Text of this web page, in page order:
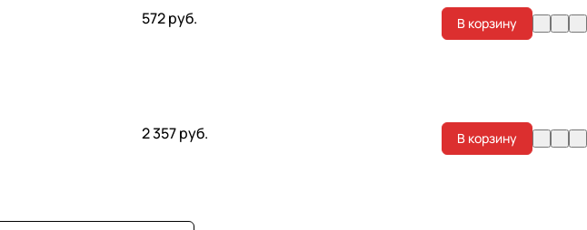
572 руб. В корзину
2 357 руб. В корзину